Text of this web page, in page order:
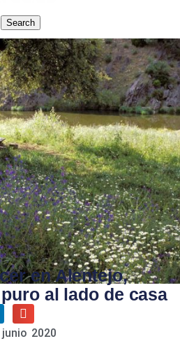
Search
en Alentejo,
al lado de casa
junio 2020